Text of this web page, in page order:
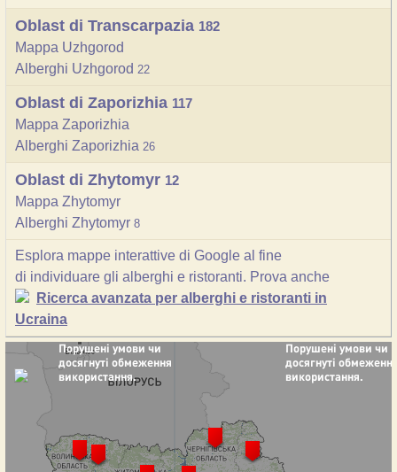
Oblast di Transcarpazia 182
Mappa Uzhgorod
Alberghi Uzhgorod 22
Oblast di Zaporizhia 117
Mappa Zaporizhia
Alberghi Zaporizhia 26
Oblast di Zhytomyr 12
Mappa Zhytomyr
Alberghi Zhytomyr 8
Esplora mappe interattive di Google al fine
di individuare gli alberghi e ristoranti. Prova anche
Ricerca avanzata per alberghi e ristoranti in
Ucraina